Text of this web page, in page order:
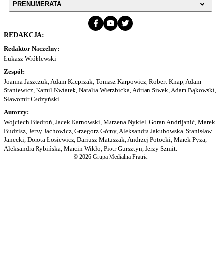
PRENUMERATA
REDAKCJA:
Redaktor Naczelny:
Łukasz Wróblewski
Zespół:
Joanna Jaszczuk, Adam Kacprzak, Tomasz Karpowicz, Robert Knap, Adam
Staniewicz, Kamil Kwiatek, Natalia Wierzbicka, Adrian Siwek, Adam Bąkowski,
Sławomir Cedzyński.
Autorzy:
Wojciech Biedroń, Jacek Karnowski, Marzena Nykiel, Goran Andrijanić, Marek
Budzisz, Jerzy Jachowicz, Grzegorz Górny, Aleksandra Jakubowska, Stanisław
Janecki, Dorota Łosiewicz, Dariusz Matuszak, Andrzej Potocki, Marek Pyza,
Aleksandra Rybińska, Marcin Wikło, Piotr Gursztyn, Jerzy Szmit.
© 2026 Grupa Medialna Fratria